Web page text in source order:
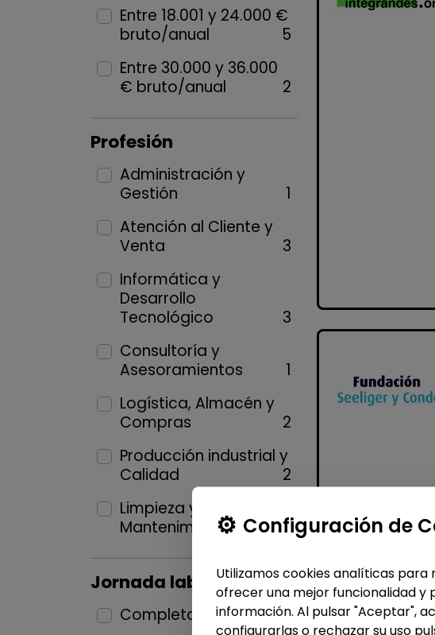
Entre 18.001 y 24.000 €
bruto/anual
5
Entre 30.000 y 36.000
€ bruto/anual
2
Profesión
Administración y
Gestión
1
Atención al Cliente y
Venta
3
Informática y
Desarrollo
Tecnológico
3
Consultoría y
Asesoramientos
1
Logística, Almacén y
Compras
2
Producción industrial y
Calidad
2
Limpieza y
Mantenimiento
2
Jornada laboral
Completa 11
Configuración de
Utilizamos cookies analíticas para
ofrecer una mejor funcionalidad y
información. Al pulsar "Aceptar",
configurarlas o rechazar su uso